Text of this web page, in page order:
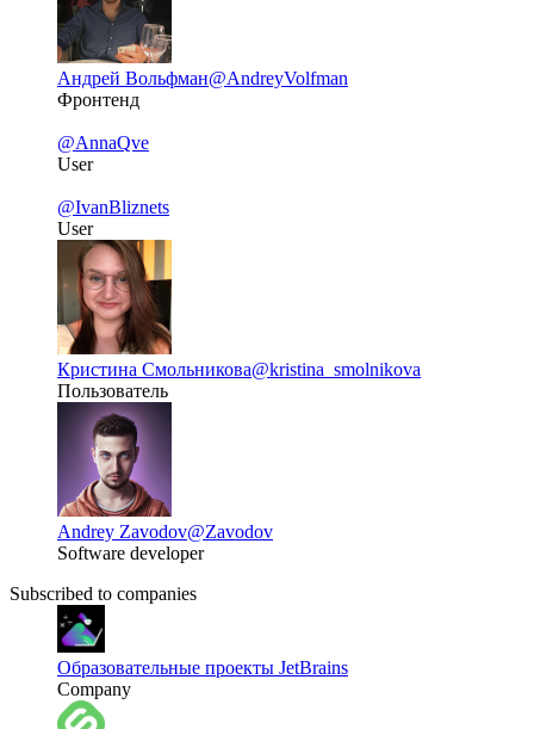
Андрей Вольфман@AndreyVolfman
Фронтенд
@AnnaQve
User
@IvanBliznets
User
Кристина Смольникова@kristina_smolnikova
Пользователь
Andrey Zavodov@Zavodov
Software developer
Subscribed to companies
Образовательные проекты JetBrains
Company